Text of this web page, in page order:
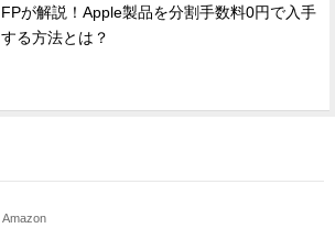
FPが解説！Apple製品を分割手数料0円で入手
する方法とは？
Amazon